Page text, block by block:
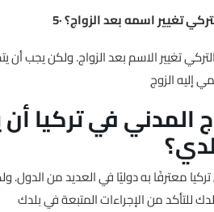
تغيير اسمه بعد الزواج؟
تغيير الاسم بعد الزواج. ولكن يجب أن
تركيا معترفًا به دوليًا في العديد من